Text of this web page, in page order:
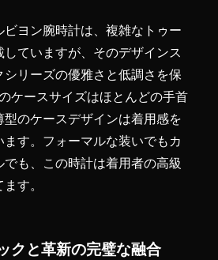
ビヨン腕時計は、複雑なトゥー
ていますが、そのデザインス
シリーズの優雅さと低調さを保
ケースサイズはほとんどの手首
のケースデザインは着用感を
す。フォーマルな装いでもカ
も、この時計は着用者の高級
す。
クと革新の完璧な融合